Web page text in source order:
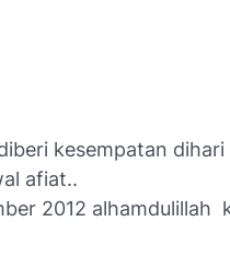
kesempatan dihari
afiat..
2012 alhamdulillah